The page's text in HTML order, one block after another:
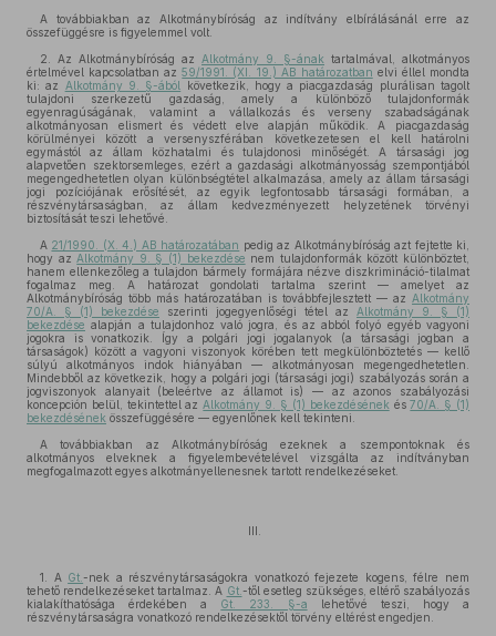
A továbbiakban az Alkotmánybíróság az indítvány elbírálásánál erre az
összefüggésre is figyelemmel volt.
2. Az Alkotmánybíróság az Alkotmány 9. §-ának tartalmával, alkotmányos
értelmével kapcsolatban az59/1991. (XI. 19.) AB határozatban elvi éllel mondta
ki: az
Alkotmány 9. §-ából
következik, hogy a piacgazdaság plurálisan tagolt
tulajdoni szerkezetű gazdaság, amely a különböző tulajdonformák
egyenragúságának, valamint a vállalkozás és verseny szabadságának
alkotmányosan elismert és védett elve alapján működik. A piacgazdaság
körülményei között a versenyszférában következetesen el kell határolni
egymástól az állam közhatalmi és tulajdonosi minőségét. A társasági jog
alapvetően szektorsemleges, ezért a gazdasági alkotmányosság szempontjából
megengedhetetlen olyan különbségtétel alkalmazása, amely az állam társasági
jogi pozíciójának erősítését, az egyik legfontosabb társasági formában, a
részvénytársaságban, az állam kedvezményezett helyzetének törvényi
biztosítását teszi lehetővé.
A 21/1990. (X. 4.) AB határozatában pedig az Alkotmánybíróság azt fejtette ki,
hogy az Alkotmány 9. § (1) bekezdése nem tulajdonformák között különböztet,
hanem ellenkezőleg a tulajdon bármely formájára nézve diszkrimináció-tilalmat
fogalmaz meg. A határozat gondolati tartalma szerint — amelyet az
Alkotmánybíróság több más határozatában is továbbfejlesztett — az Alkotmány
70/A. § (1) bekezdése szerinti jogegyenlőségi tétel az Alkotmány 9. § (1)
bekezdése alapján a tulajdonhoz való jogra, és az abból folyó egyéb vagyoni
jogokra is vonatkozik. Így a polgári jogi jogalanyok (a társasági jogban a
társaságok) között a vagyoni viszonyok körében tett megkülönböztetés — kellő
súlyú alkotmányos indok hiányában — alkotmányosan megengedhetetlen.
Mindebből az következik, hogy a polgári jogi (társasági jogi) szabályozás során a
jogviszonyok alanyait (beleértve az államot is) — az azonos szabályozási
koncepción belül, tekintettel az Alkotmány 9. § (1) bekezdésének és70/A. § (1)
bekezdésének összefüggésére — egyenlőnek kell tekinteni.
A továbbiakban az Alkotmánybíróság ezeknek a szempontoknak és
alkotmányos elveknek a figyelembevételével vizsgálta az indítványban
megfogalmazott egyes alkotmányellenesnek tartott rendelkezéseket.
III.
1. A Gt.-nek a részvénytársaságokra vonatkozó fejezete kogens, félre nem
tehető rendelkezéseket tartalmaz. A Gt. -től esetleg szükséges, eltérő szabályozás
kialakíthatósága érdekében a Gt. 233. §-a lehetővé teszi, hogy a
részvénytársaságra vonatkozó rendelkezésektől törvény eltérést engedjen.